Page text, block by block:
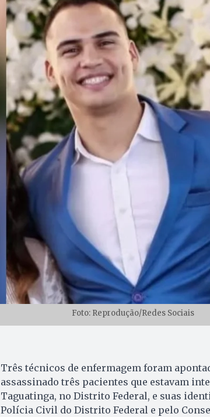
Foto: Reprodução/Redes Sociais
Três técnicos de enfermagem foram
assassinado três pacientes que estavam
Taguatinga, no Distrito Federal, e suas
Polícia Civil do Distrito Federal e pelo